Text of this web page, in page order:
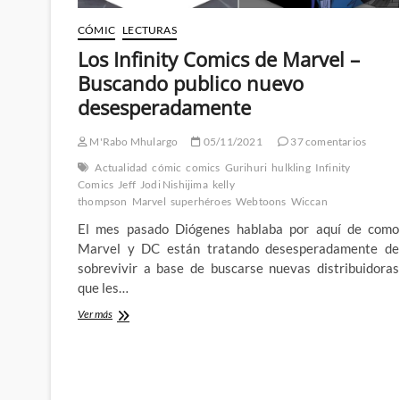
CÓMIC LECTURAS
Los Infinity Comics de Marvel –
Buscando publico nuevo
desesperadamente
M'Rabo Mhulargo 05/11/2021
37 comentarios
Actualidad cómic comics Gurihuri hulkling Infinity
Comics Jeff Jodi Nishijima kelly
thompson Marvel superhéroes Webtoons Wiccan
El mes pasado Diógenes hablaba por aquí de como
Marvel y DC están tratando desesperadamente de
sobrevivir a base de buscarse nuevas distribuidoras
que les…
Ver másLos